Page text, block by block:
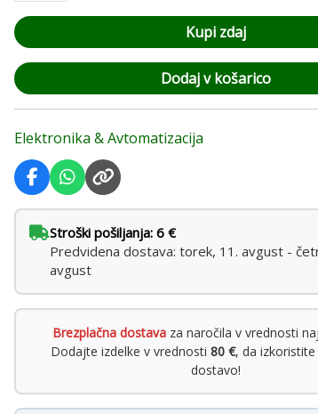
LED
trakove
avtomobilsko
razsvetljavo
Kupi zdaj
Dodaj v košarico
Elektronika & Avtomatizacija
Stroški pošiljanja: 6 €
Predvidena dostava: torek, 11. avgust -
avgust
Brezplačna dostavaza naročila v vrednosti
Dodajte izdelke v vrednosti 80 €, da
dostavo!